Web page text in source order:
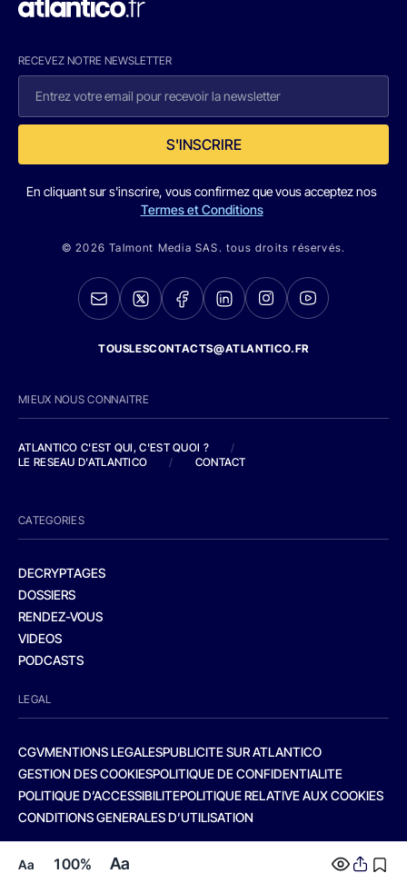
Aa 100% Aa
RECEVEZ NOTRE NEWSLETTER
S'INSCRIRE
En cliquant sur s'inscrire, vous confirmez que vous acceptez nos
Termes et Conditions
© 2026 Talmont Media SAS. tous droits réservés.
TOUSLESCONTACTS@ATLANTICO.FR
MIEUX NOUS CONNAITRE
ATLANTICO C'EST QUI, C'EST QUOI ?
/
LE RESEAU D'ATLANTICO
/ CONTACT
CATEGORIES
DECRYPTAGES
DOSSIERS
RENDEZ-VOUS
VIDEOS
PODCASTS
LEGAL
CGVMENTIONS LEGALESPUBLICITE SUR ATLANTICO
GESTION DES COOKIESPOLITIQUE DE CONFIDENTIALITE
POLITIQUE D’ACCESSIBILITEPOLITIQUE RELATIVE AUX COOKIES
CONDITIONS GENERALES D’UTILISATION